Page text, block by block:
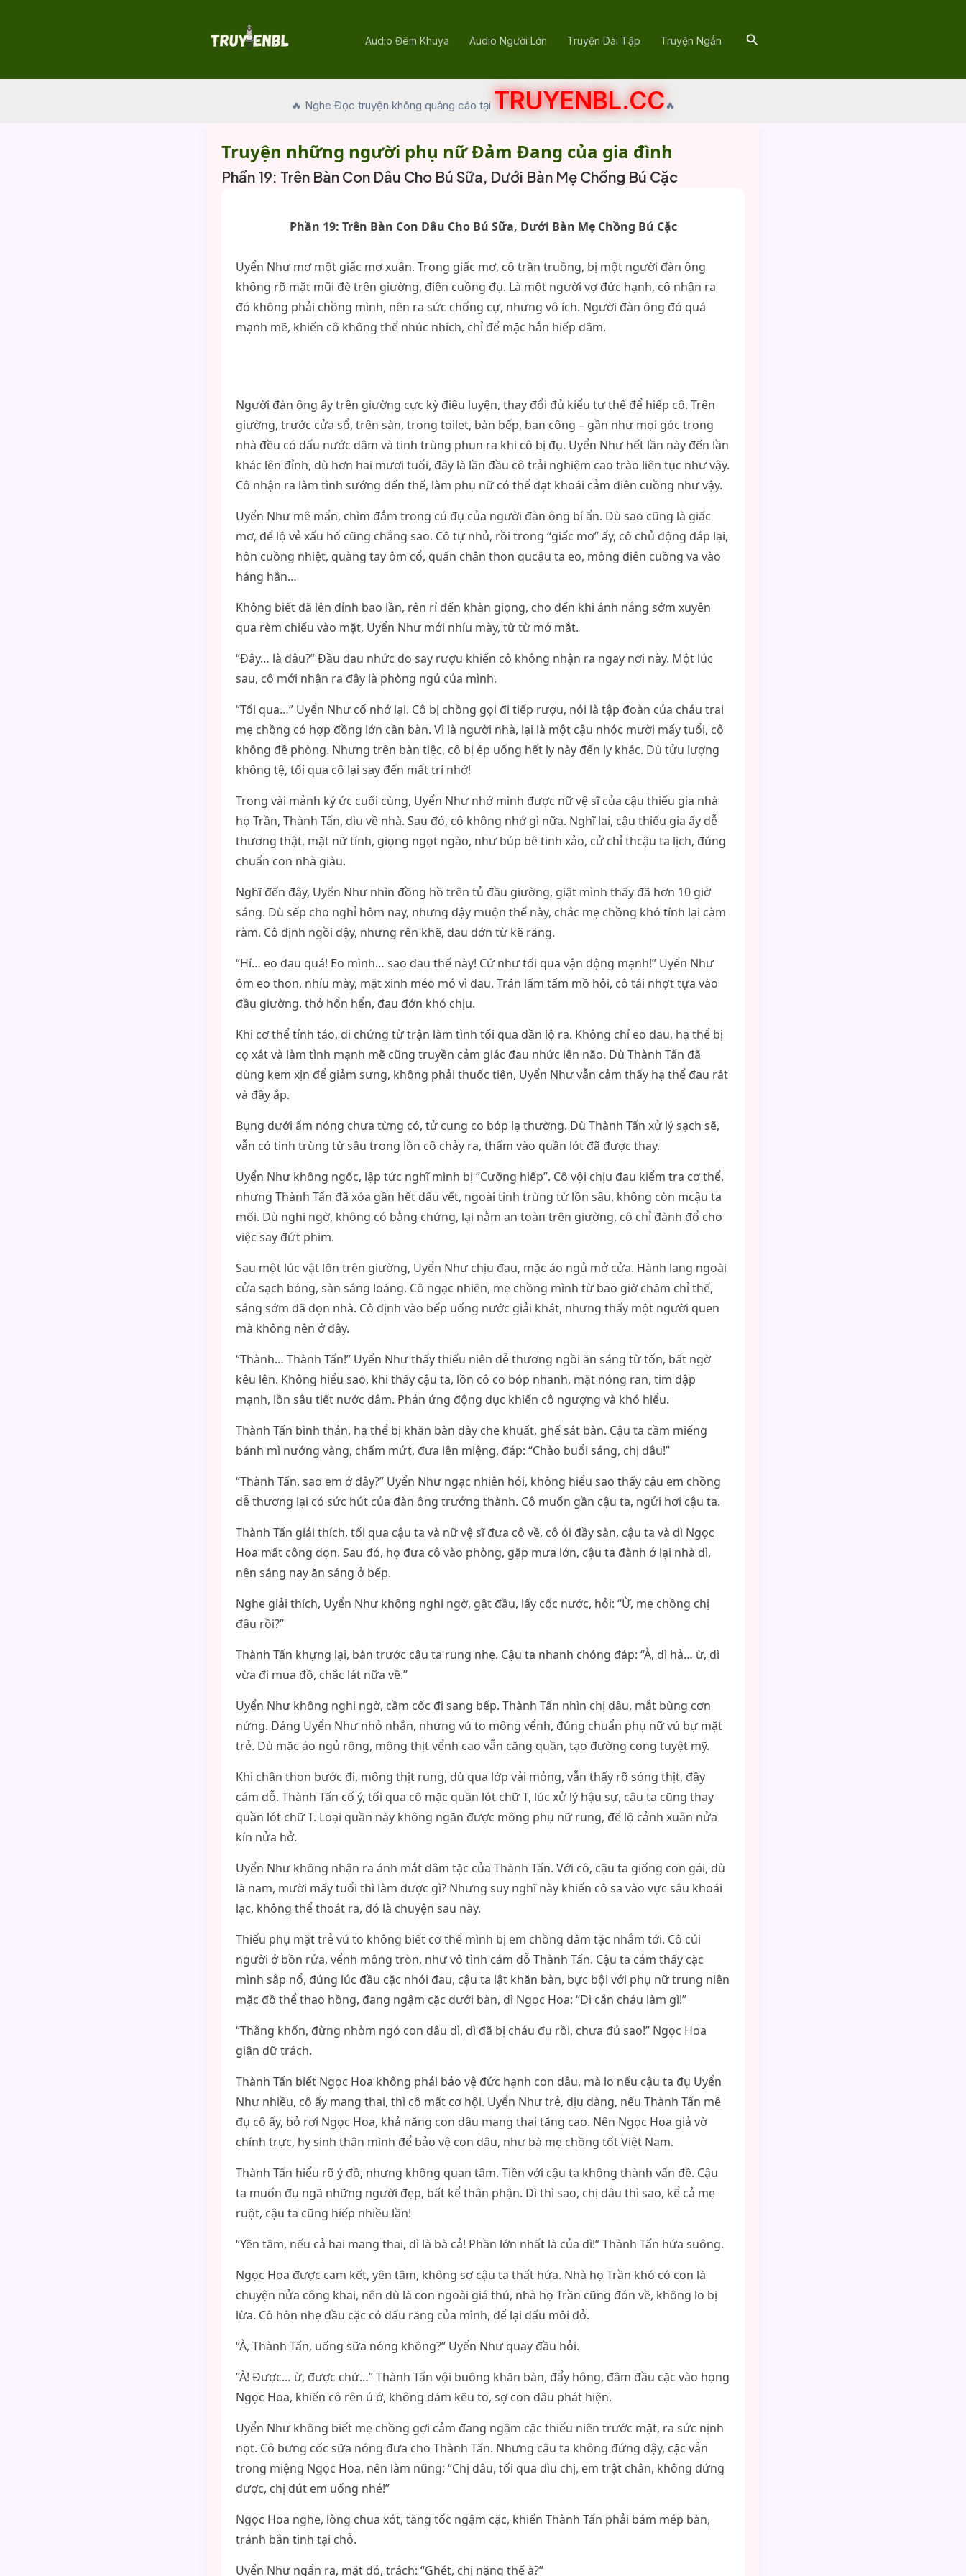
Audio Đêm Khuya Audio Người Lớn Truyện Dài Tập Truyện Ngắn Search
🔥 Nghe Đọc truyện không quảng cáo tại TRUYENBL.CC🔥
Truyện những người phụ nữ Đảm Đang của gia đình
Phần 19: Trên Bàn Con Dâu Cho Bú Sữa, Dưới Bàn Mẹ Chồng Bú Cặc
Phần 19: Trên Bàn Con Dâu Cho Bú Sữa, Dưới Bàn Mẹ Chồng Bú Cặc
Uyển Như mơ một giấc mơ xuân. Trong giấc mơ, cô trần truồng, bị một người đàn ông
không rõ mặt mũi đè trên giường, điên cuồng đụ. Là một người vợ đức hạnh, cô nhận ra
đó không phải chồng mình, nên ra sức chống cự, nhưng vô ích. Người đàn ông đó quá
mạnh mẽ, khiến cô không thể nhúc nhích, chỉ để mặc hắn hiếp dâm.
Người đàn ông ấy trên giường cực kỳ điêu luyện, thay đổi đủ kiểu tư thế để hiếp cô. Trên
giường, trước cửa sổ, trên sàn, trong toilet, bàn bếp, ban công – gần như mọi góc trong
nhà đều có dấu nước dâm và tinh trùng phun ra khi cô bị đụ. Uyển Như hết lần này đến lần
khác lên đỉnh, dù hơn hai mươi tuổi, đây là lần đầu cô trải nghiệm cao trào liên tục như vậy.
Cô nhận ra làm tình sướng đến thế, làm phụ nữ có thể đạt khoái cảm điên cuồng như vậy.
Uyển Như mê mẩn, chìm đắm trong cú đụ của người đàn ông bí ẩn. Dù sao cũng là giấc
mơ, để lộ vẻ xấu hổ cũng chẳng sao. Cô tự nhủ, rồi trong “giấc mơ” ấy, cô chủ động đáp lại,
hôn cuồng nhiệt, quàng tay ôm cổ, quấn chân thon qucậu ta eo, mông điên cuồng va vào
háng hắn…
Không biết đã lên đỉnh bao lần, rên rỉ đến khàn giọng, cho đến khi ánh nắng sớm xuyên
qua rèm chiếu vào mặt, Uyển Như mới nhíu mày, từ từ mở mắt.
“Đây… là đâu?” Đầu đau nhức do say rượu khiến cô không nhận ra ngay nơi này. Một lúc
sau, cô mới nhận ra đây là phòng ngủ của mình.
“Tối qua…” Uyển Như cố nhớ lại. Cô bị chồng gọi đi tiếp rượu, nói là tập đoàn của cháu trai
mẹ chồng có hợp đồng lớn cần bàn. Vì là người nhà, lại là một cậu nhóc mười mấy tuổi, cô
không đề phòng. Nhưng trên bàn tiệc, cô bị ép uống hết ly này đến ly khác. Dù tửu lượng
không tệ, tối qua cô lại say đến mất trí nhớ!
Trong vài mảnh ký ức cuối cùng, Uyển Như nhớ mình được nữ vệ sĩ của cậu thiếu gia nhà
họ Trần, Thành Tấn, dìu về nhà. Sau đó, cô không nhớ gì nữa. Nghĩ lại, cậu thiếu gia ấy dễ
thương thật, mặt nữ tính, giọng ngọt ngào, như búp bê tinh xảo, cử chỉ thcậu ta lịch, đúng
chuẩn con nhà giàu.
Nghĩ đến đây, Uyển Như nhìn đồng hồ trên tủ đầu giường, giật mình thấy đã hơn 10 giờ
sáng. Dù sếp cho nghỉ hôm nay, nhưng dậy muộn thế này, chắc mẹ chồng khó tính lại càm
ràm. Cô định ngồi dậy, nhưng rên khẽ, đau đớn từ kẽ răng.
“Hí… eo đau quá! Eo mình… sao đau thế này! Cứ như tối qua vận động mạnh!” Uyển Như
ôm eo thon, nhíu mày, mặt xinh méo mó vì đau. Trán lấm tấm mồ hôi, cô tái nhợt tựa vào
đầu giường, thở hổn hển, đau đớn khó chịu.
Khi cơ thể tỉnh táo, di chứng từ trận làm tình tối qua dần lộ ra. Không chỉ eo đau, hạ thể bị
cọ xát và làm tình mạnh mẽ cũng truyền cảm giác đau nhức lên não. Dù Thành Tấn đã
dùng kem xịn để giảm sưng, không phải thuốc tiên, Uyển Như vẫn cảm thấy hạ thể đau rát
và đầy ắp.
Bụng dưới ấm nóng chưa từng có, tử cung co bóp lạ thường. Dù Thành Tấn xử lý sạch sẽ,
vẫn có tinh trùng từ sâu trong lồn cô chảy ra, thấm vào quần lót đã được thay.
Uyển Như không ngốc, lập tức nghĩ mình bị “Cưỡng hiếp”. Cô vội chịu đau kiểm tra cơ thể,
nhưng Thành Tấn đã xóa gần hết dấu vết, ngoài tinh trùng từ lồn sâu, không còn mcậu ta
mối. Dù nghi ngờ, không có bằng chứng, lại nằm an toàn trên giường, cô chỉ đành đổ cho
việc say đứt phim.
Sau một lúc vật lộn trên giường, Uyển Như chịu đau, mặc áo ngủ mở cửa. Hành lang ngoài
cửa sạch bóng, sàn sáng loáng. Cô ngạc nhiên, mẹ chồng mình từ bao giờ chăm chỉ thế,
sáng sớm đã dọn nhà. Cô định vào bếp uống nước giải khát, nhưng thấy một người quen
mà không nên ở đây.
“Thành… Thành Tấn!” Uyển Như thấy thiếu niên dễ thương ngồi ăn sáng từ tốn, bất ngờ
kêu lên. Không hiểu sao, khi thấy cậu ta, lồn cô co bóp nhanh, mặt nóng ran, tim đập
mạnh, lồn sâu tiết nước dâm. Phản ứng động dục khiến cô ngượng và khó hiểu.
Thành Tấn bình thản, hạ thể bị khăn bàn dày che khuất, ghế sát bàn. Cậu ta cầm miếng
bánh mì nướng vàng, chấm mứt, đưa lên miệng, đáp: “Chào buổi sáng, chị dâu!”
“Thành Tấn, sao em ở đây?” Uyển Như ngạc nhiên hỏi, không hiểu sao thấy cậu em chồng
dễ thương lại có sức hút của đàn ông trưởng thành. Cô muốn gần cậu ta, ngửi hơi cậu ta.
Thành Tấn giải thích, tối qua cậu ta và nữ vệ sĩ đưa cô về, cô ói đầy sàn, cậu ta và dì Ngọc
Hoa mất công dọn. Sau đó, họ đưa cô vào phòng, gặp mưa lớn, cậu ta đành ở lại nhà dì,
nên sáng nay ăn sáng ở bếp.
Nghe giải thích, Uyển Như không nghi ngờ, gật đầu, lấy cốc nước, hỏi: “Ừ, mẹ chồng chị
đâu rồi?”
Thành Tấn khựng lại, bàn trước cậu ta rung nhẹ. Cậu ta nhanh chóng đáp: “À, dì hả… ừ, dì
vừa đi mua đồ, chắc lát nữa về.”
Uyển Như không nghi ngờ, cầm cốc đi sang bếp. Thành Tấn nhìn chị dâu, mắt bùng cơn
nứng. Dáng Uyển Như nhỏ nhắn, nhưng vú to mông vểnh, đúng chuẩn phụ nữ vú bự mặt
trẻ. Dù mặc áo ngủ rộng, mông thịt vểnh cao vẫn căng quần, tạo đường cong tuyệt mỹ.
Khi chân thon bước đi, mông thịt rung, dù qua lớp vải mỏng, vẫn thấy rõ sóng thịt, đầy
cám dỗ. Thành Tấn cố ý, tối qua cô mặc quần lót chữ T, lúc xử lý hậu sự, cậu ta cũng thay
quần lót chữ T. Loại quần này không ngăn được mông phụ nữ rung, để lộ cảnh xuân nửa
kín nửa hở.
Uyển Như không nhận ra ánh mắt dâm tặc của Thành Tấn. Với cô, cậu ta giống con gái, dù
là nam, mười mấy tuổi thì làm được gì? Nhưng suy nghĩ này khiến cô sa vào vực sâu khoái
lạc, không thể thoát ra, đó là chuyện sau này.
Thiếu phụ mặt trẻ vú to không biết cơ thể mình bị em chồng dâm tặc nhắm tới. Cô cúi
người ở bồn rửa, vểnh mông tròn, như vô tình cám dỗ Thành Tấn. Cậu ta cảm thấy cặc
mình sắp nổ, đúng lúc đầu cặc nhói đau, cậu ta lật khăn bàn, bực bội với phụ nữ trung niên
mặc đồ thể thao hồng, đang ngậm cặc dưới bàn, dì Ngọc Hoa: “Dì cắn cháu làm gì!”
“Thằng khốn, đừng nhòm ngó con dâu dì, dì đã bị cháu đụ rồi, chưa đủ sao!” Ngọc Hoa
giận dữ trách.
Thành Tấn biết Ngọc Hoa không phải bảo vệ đức hạnh con dâu, mà lo nếu cậu ta đụ Uyển
Như nhiều, cô ấy mang thai, thì cô mất cơ hội. Uyển Như trẻ, dịu dàng, nếu Thành Tấn mê
đụ cô ấy, bỏ rơi Ngọc Hoa, khả năng con dâu mang thai tăng cao. Nên Ngọc Hoa giả vờ
chính trực, hy sinh thân mình để bảo vệ con dâu, như bà mẹ chồng tốt Việt Nam.
Thành Tấn hiểu rõ ý đồ, nhưng không quan tâm. Tiền với cậu ta không thành vấn đề. Cậu
ta muốn đụ ngã những người đẹp, bất kể thân phận. Dì thì sao, chị dâu thì sao, kể cả mẹ
ruột, cậu ta cũng hiếp nhiều lần!
“Yên tâm, nếu cả hai mang thai, dì là bà cả! Phần lớn nhất là của dì!” Thành Tấn hứa suông.
Ngọc Hoa được cam kết, yên tâm, không sợ cậu ta thất hứa. Nhà họ Trần khó có con là
chuyện nửa công khai, nên dù là con ngoài giá thú, nhà họ Trần cũng đón về, không lo bị
lừa. Cô hôn nhẹ đầu cặc có dấu răng của mình, để lại dấu môi đỏ.
“À, Thành Tấn, uống sữa nóng không?” Uyển Như quay đầu hỏi.
“À! Được… ừ, được chứ…” Thành Tấn vội buông khăn bàn, đẩy hông, đâm đầu cặc vào họng
Ngọc Hoa, khiến cô rên ú ớ, không dám kêu to, sợ con dâu phát hiện.
Uyển Như không biết mẹ chồng gợi cảm đang ngậm cặc thiếu niên trước mặt, ra sức nịnh
nọt. Cô bưng cốc sữa nóng đưa cho Thành Tấn. Nhưng cậu ta không đứng dậy, cặc vẫn
trong miệng Ngọc Hoa, nên làm nũng: “Chị dâu, tối qua dìu chị, em trật chân, không đứng
được, chị đút em uống nhé!”
Ngọc Hoa nghe, lòng chua xót, tăng tốc ngậm cặc, khiến Thành Tấn phải bám mép bàn,
tránh bắn tinh tại chỗ.
Uyển Như ngẩn ra, mặt đỏ, trách: “Ghét, chị nặng thế à?”